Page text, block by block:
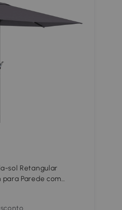
sol Retangular
para Parede com
UV 30+,
de Poliéster 180